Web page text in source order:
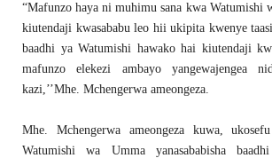
“Mafunzo haya ni muhimu sana kwa Watumishi
kiutendaji kwasababu leo hii ukipita kwenye
baadhi ya Watumishi hawako hai kiutendaji
mafunzo elekezi ambayo yangewajengea
kazi,’’Mhe. Mchengerwa ameongeza.
Mhe. Mchengerwa ameongeza kuwa,
Watumishi wa Umma yanasababisha